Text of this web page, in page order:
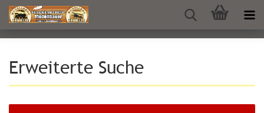
Erweiterte Suche